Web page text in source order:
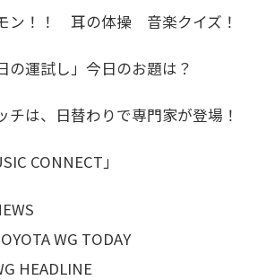
ン！！ 耳の体操 音楽クイズ！
運試し」今日のお題は？
は、日替わりで専門家が登場！
CONNECT」
WG TODAY
HEADLINE